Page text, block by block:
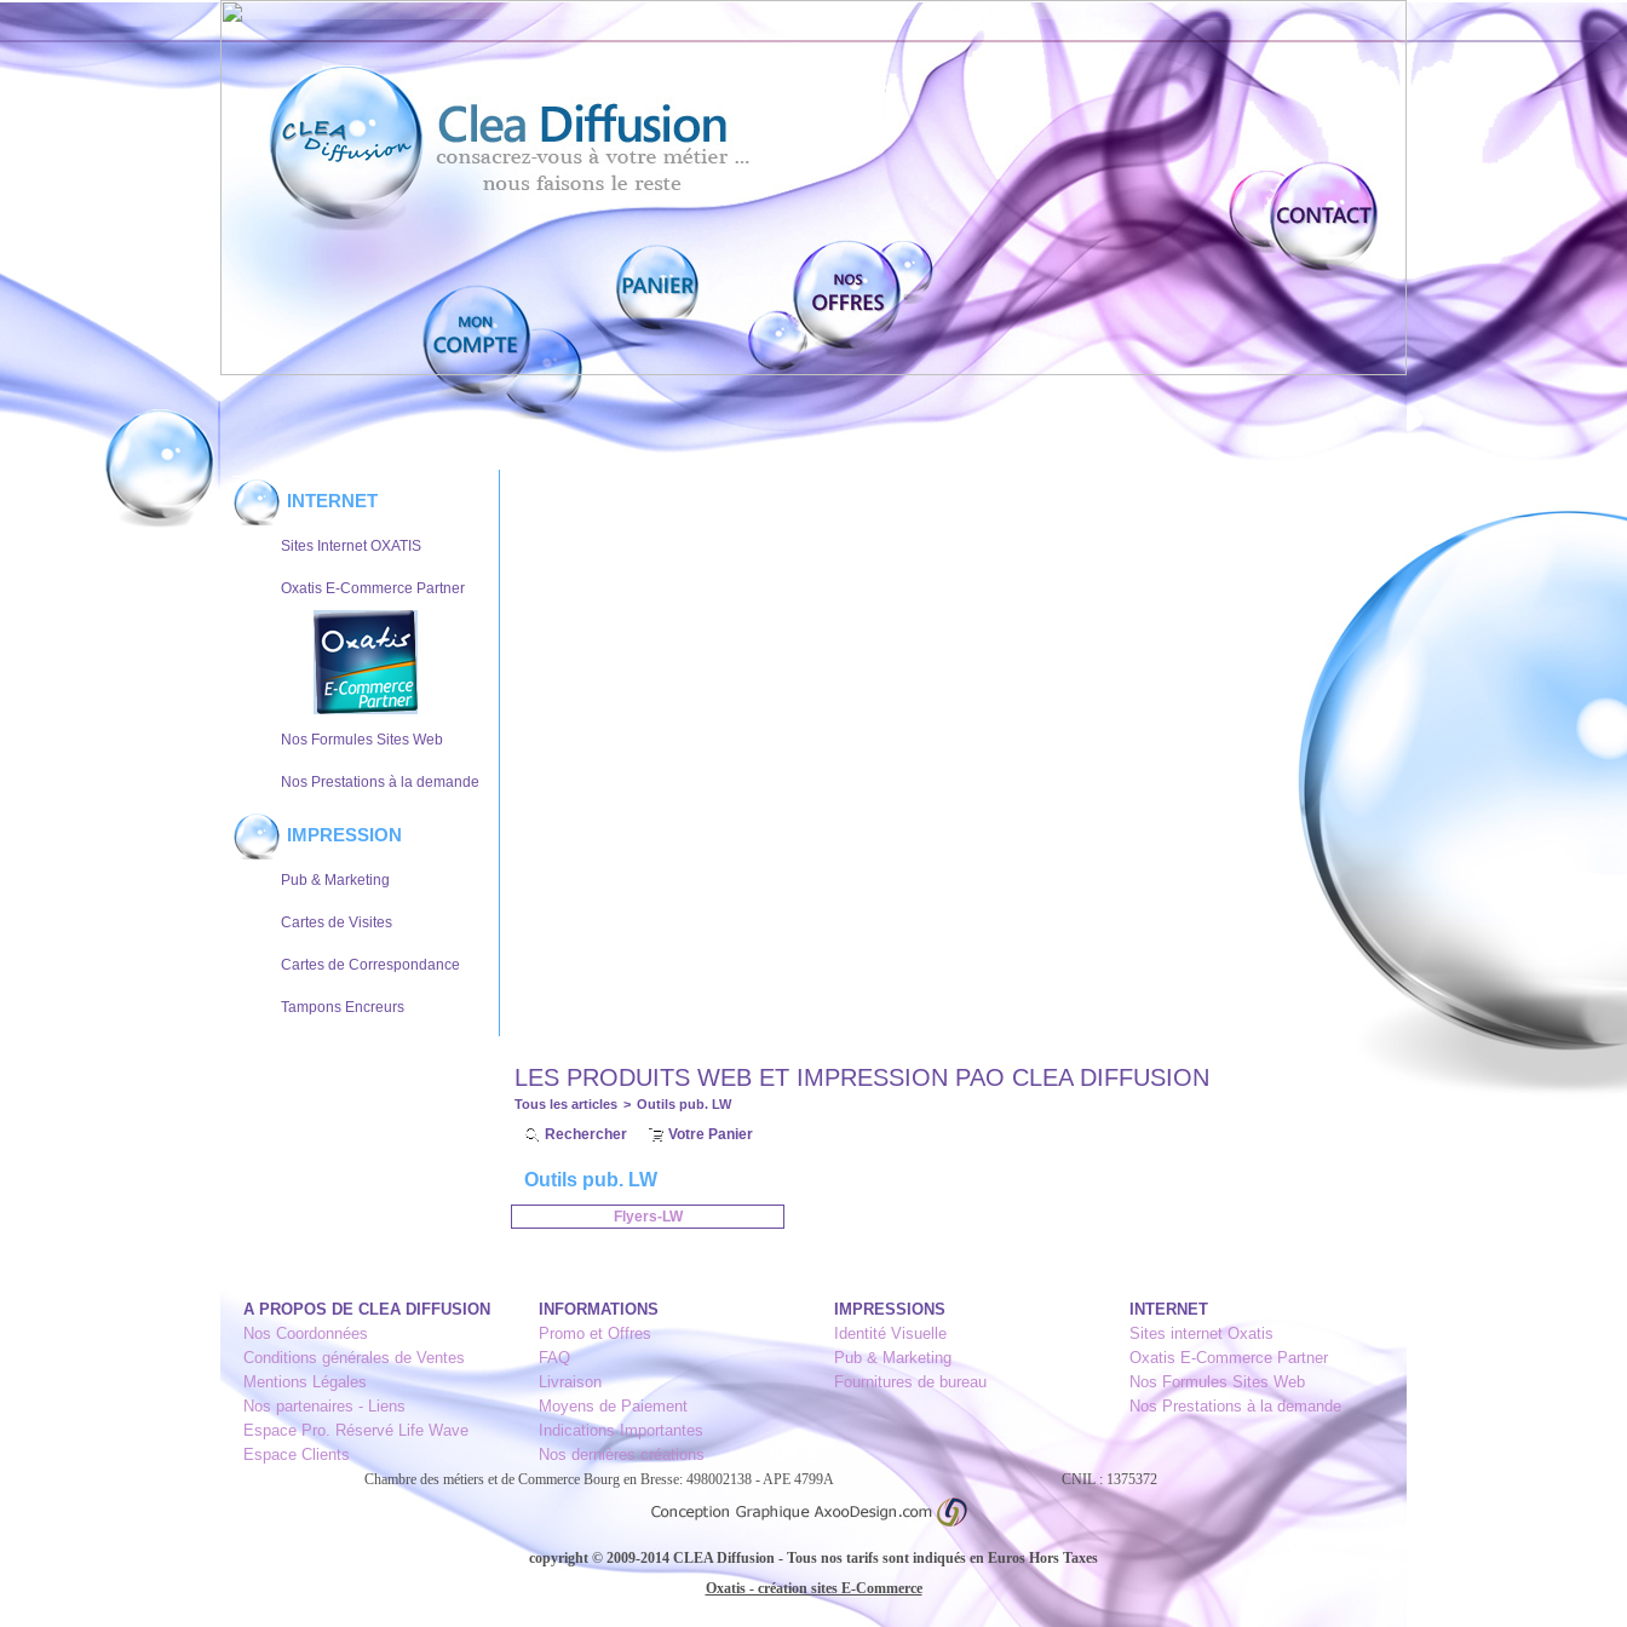
INTERNET
Sites Internet OXATIS
Oxatis E-Commerce Partner
Nos Formules Sites Web
Nos Prestations à la demande
IMPRESSION
Pub & Marketing
Cartes de Visites
Cartes de Correspondance
Tampons Encreurs
LES PRODUITS WEB ET IMPRESSION PAO CLEA DIFFUSION
Tous les articles > Outils pub. LW
Rechercher Votre Panier
Outils pub. LW
Flyers-LW
A PROPOS DE CLEA DIFFUSION INFORMATIONS IMPRESSIONS
INTERNET
Nos Coordonnées
Promo et Offres Identité Visuelle
Sites internet Oxatis
Conditions générales de Ventes
FAQ Pub & Marketing
Oxatis E-Commerce Partner
Mentions Légales
Livraison Fournitures de bureau
Nos Formules Sites Web
Nos partenaires - Liens
Moyens de Paiement
Nos Prestations à la demande
Espace Pro. Réservé Life Wave
Indications Importantes
Espace Clients
Nos dernières créations
Chambre des métiers et de Commerce Bourg en Bresse: 498002138 - APE 4799A CNIL : 1375372
copyright © 2009-2014 CLEA Diffusion - Tous nos tarifs sont indiqués en Euros Hors Taxes
Oxatis - création sites E-Commerce